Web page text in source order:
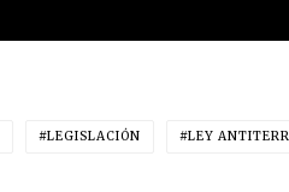
LEGISLACIÓN LEY